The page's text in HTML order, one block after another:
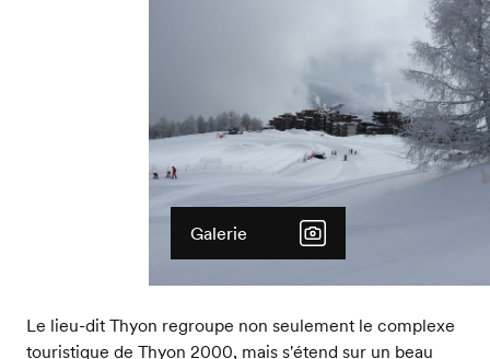
Galerie
Le lieu-dit Thyon regroupe non seulement le complexe
touristique de Thyon 2000, mais s'étend sur un beau